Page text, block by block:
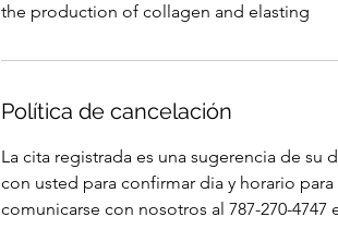
the production of collagen and elasting
Política de cancelación
La cita registrada es una sugerencia de
con usted para confirmar dia y horario
comunicarse con nosotros al 787-270-4747